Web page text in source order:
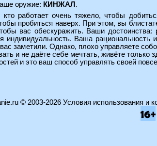
оружие: КИНЖАЛ .
работает очень тяжело, чтобы
пробиться наверх. При этом, вы
вас обескуражить. Ваши достоинства:
индивидуальность. Ваша
заметили. Однако, плохо управляете
и не даёте себе мечтать, живёте только
и это ваш способ управлять своей
© 2003-2026 Условия использования и